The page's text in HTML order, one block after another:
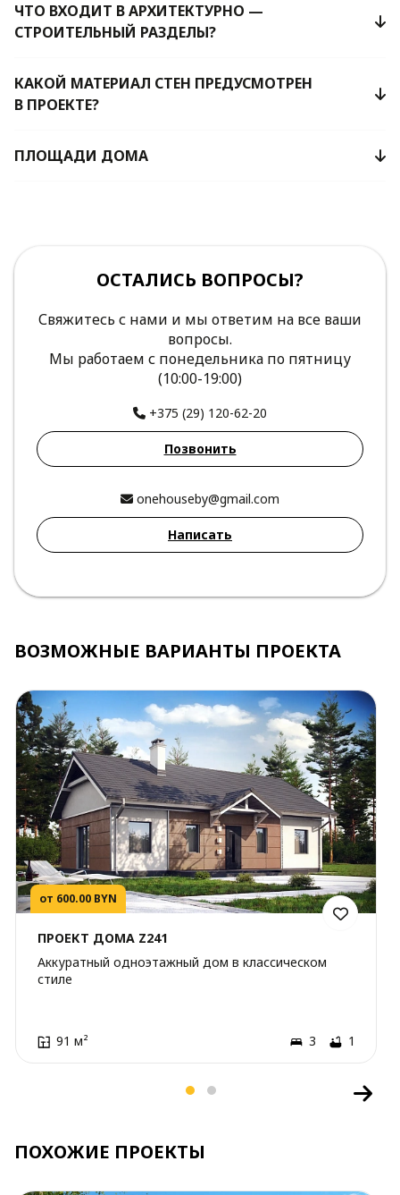
ЧТО ВХОДИТ В АРХИТЕКТУРНО —
СТРОИТЕЛЬНЫЙ РАЗДЕЛЫ?
КАКОЙ МАТЕРИАЛ СТЕН ПРЕДУСМОТРЕН
В ПРОЕКТЕ?
ПЛОЩАДИ ДОМА
ОСТАЛИСЬ ВОПРОСЫ?
Свяжитесь с нами и мы ответим на все ваши
вопросы.
Мы работаем с понедельника по пятницу
(10:00-19:00)
+375 (29) 120-62-20
Позвонить
onehouseby@gmail.com
Написать
ВОЗМОЖНЫЕ ВАРИАНТЫ ПРОЕКТА
от 600.00 BYN
ПРОЕКТ ДОМА Z241
Аккуратный одноэтажный дом в классическом
стиле
91 м² 3 1
ПОХОЖИЕ ПРОЕКТЫ